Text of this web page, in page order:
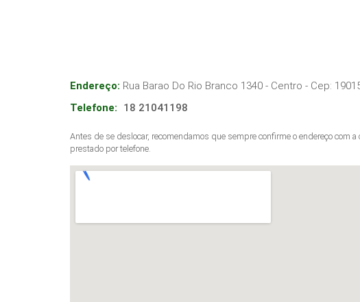
Endereço: Rua Barao Do Rio Branco 1340 - Centro - Cep:
Telefone:
18 21041198
Antes de se deslocar, recomendamos que sempre confirme o endereço com
prestado por telefone.